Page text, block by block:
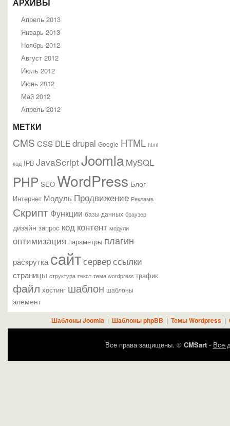
АРХИВЫ
Апрель 2013
Январь 2013
Ноябрь 2012
Август 2012
Июль 2012
Июнь 2012
Май 2012
Апрель 2012
МЕТКИ
CMS CSS DLEdrupal Google HTML html
код IPB JavaScriptJoomla MySQL
PHP SEO WordPress Блог
Интернет Модуль Продвижение Реклама
Скрипт Функции базы данных браузер
дизайн запрос код контент модули
оптимизация параметры плагин
раскрутка сайтсерверссылки
страницы структура текст тема wordpress трафик
файл хостинг шаблон шаблоны
элемент
Шаблоны Joomla | Шаблоны phpBB | Темы Wordpress|
Все права защищены. © CMSart- Все